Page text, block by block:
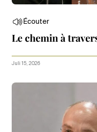
Écouter
Le chemin à
Juli 15, 2026